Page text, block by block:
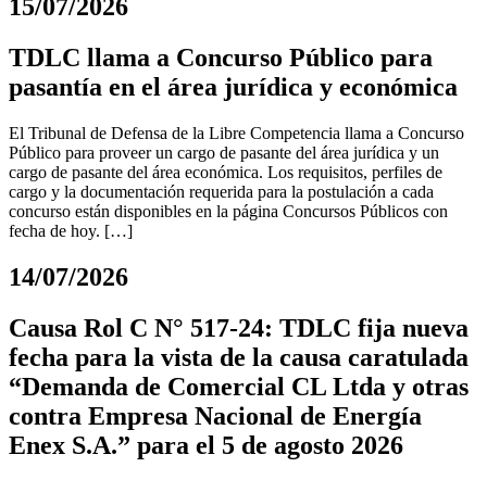
15/07/2026
TDLC llama a Concurso Público para
pasantía en el área jurídica y económica
El Tribunal de Defensa de la Libre Competencia llama a Concurso
Público para proveer un cargo de pasante del área jurídica y un
cargo de pasante del área económica. Los requisitos, perfiles de
cargo y la documentación requerida para la postulación a cada
concurso están disponibles en la página Concursos Públicos con
fecha de hoy. […]
14/07/2026
Causa Rol C N° 517-24: TDLC fija nueva
fecha para la vista de la causa caratulada
“Demanda de Comercial CL Ltda y otras
contra Empresa Nacional de Energía
Enex S.A.” para el 5 de agosto 2026